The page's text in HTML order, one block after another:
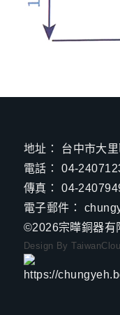
地址：
台中市大
電話：
04-
傳真：
04-
電子郵件：
©2026宗曄銅器有
Design By